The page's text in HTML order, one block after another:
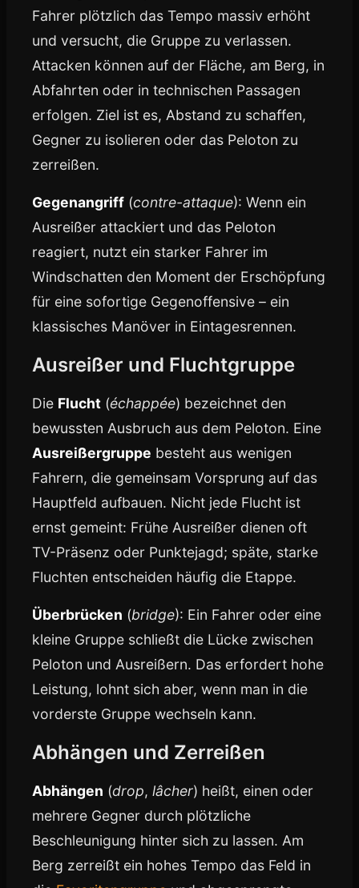
Fahrer plötzlich das Tempo massiv erhöht
und versucht, die Gruppe zu verlassen.
Attacken können auf der Fläche, am Berg, in
Abfahrten oder in technischen Passagen
erfolgen. Ziel ist es, Abstand zu schaffen,
Gegner zu isolieren oder das Peloton zu
zerreißen.
Gegenangriff (contre-attaque): Wenn ein
Ausreißer attackiert und das Peloton
reagiert, nutzt ein starker Fahrer im
Windschatten den Moment der Erschöpfung
für eine sofortige Gegenoffensive – ein
klassisches Manöver in Eintagesrennen.
Ausreißer und Fluchtgruppe
Die Flucht (échappée) bezeichnet den
bewussten Ausbruch aus dem Peloton. Eine
Ausreißergruppe besteht aus wenigen
Fahrern, die gemeinsam Vorsprung auf das
Hauptfeld aufbauen. Nicht jede Flucht ist
ernst gemeint: Frühe Ausreißer dienen oft
TV-Präsenz oder Punktejagd; späte, starke
Fluchten entscheiden häufig die Etappe.
Überbrücken (bridge): Ein Fahrer oder eine
kleine Gruppe schließt die Lücke zwischen
Peloton und Ausreißern. Das erfordert hohe
Leistung, lohnt sich aber, wenn man in die
vorderste Gruppe wechseln kann.
Abhängen und Zerreißen
Abhängen (drop, lâcher) heißt, einen oder
mehrere Gegner durch plötzliche
Beschleunigung hinter sich zu lassen. Am
Berg zerreißt ein hohes Tempo das Feld in